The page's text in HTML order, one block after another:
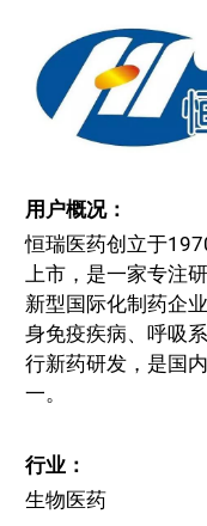
用户概况：
恒瑞医药创立于
上市，是一家专注
新型国际化制药企
身免疫疾病、呼吸
行新药研发，是国
一。
行业：
生物医药